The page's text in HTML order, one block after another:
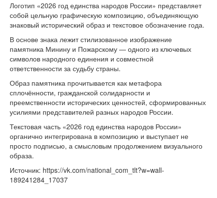
Логотип «2026 год единства народов России» представляет
собой цельную графическую композицию, объединяющую
знаковый исторический образ и текстовое обозначение года.
В основе знака лежит стилизованное изображение
памятника Минину и Пожарскому — одного из ключевых
символов народного единения и совместной
ответственности за судьбу страны.
Образ памятника прочитывается как метафора
сплочённости, гражданской солидарности и
преемственности исторических ценностей, сформированных
усилиями представителей разных народов России.
Текстовая часть «2026 год единства народов России»
органично интегрирована в композицию и выступает не
просто подписью, а смысловым продолжением визуального
образа.
Источник: https://vk.com/national_com_tlt?w=wall-
189241284_17037